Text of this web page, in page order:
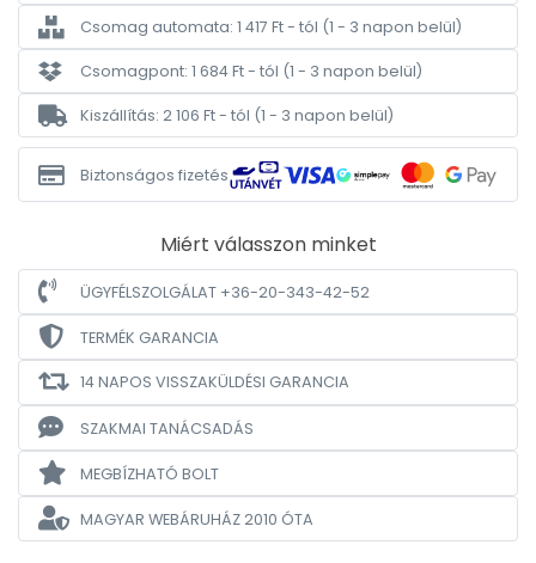
Csomag automata: 1 417 Ft - tól (1 - 3 napon belül)
Csomagpont: 1 684 Ft - tól (1 - 3 napon belül)
Kiszállítás: 2 106 Ft - tól (1 - 3 napon belül)
Biztonságos fizetés
Miért válasszon minket
ÜGYFÉLSZOLGÁLAT +36-20-343-42-52
TERMÉK GARANCIA
14 NAPOS VISSZAKÜLDÉSI GARANCIA
SZAKMAI TANÁCSADÁS
MEGBÍZHATÓ BOLT
MAGYAR WEBÁRUHÁZ2010 ÓTA